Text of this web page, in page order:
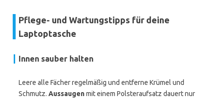
Pflege- und Wartungstipps für deine
Laptoptasche
Innen sauber halten
Leere alle Fächer regelmäßig und entferne Krümel und
Schmutz. Aussaugenmit einem Polsteraufsatz dauert nur